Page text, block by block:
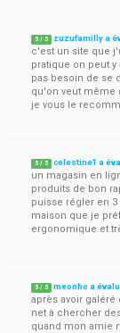
5 / 5 zuzufamilly a
c'est un site que
pratique on peut
pas besoin de se
qu'on veut même
je vous le
5 / 5 celestine1 a
un magasin en
produits de bon
puisse régler en
maison que je
ergonomique et
5 / 5 meonho a
après avoir
net à chercher
quand mon amie